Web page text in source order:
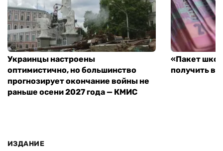
Украинцы настроены
оптимистично, но большинство
прогнозирует окончание войны не
раньше осени 2027 года — КМИС
«Пакет
получить
ИЗДАНИЕ